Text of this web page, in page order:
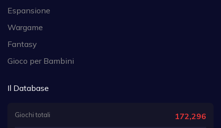
Espansione
Wargame
Fantasy
Gioco per Bambini
Il Database
Giochi totali 172,296